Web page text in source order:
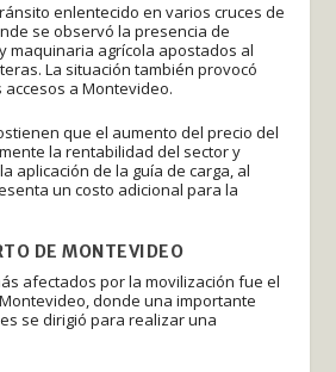
enlentecido en varios cruces de
se observó la presencia de
maquinaria agrícola apostados al
La situación también provocó
a Montevideo.
que el aumento del precio del
la rentabilidad del sector y
aplicación de la guía de carga, al
un costo adicional para la
DE MONTEVIDEO
afectados por la movilización fue el
donde una importante
se dirigió para realizar una